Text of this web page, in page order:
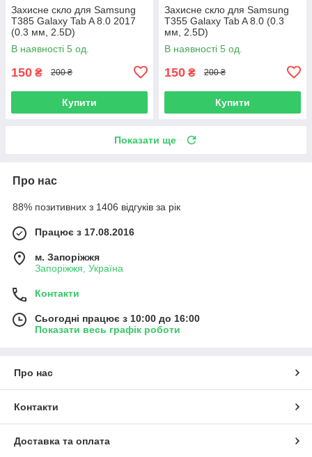
Захисне скло для Samsung
T385 Galaxy Tab A 8.0 2017
(0.3 мм, 2.5D)
В наявності 5 од.
150 ₴ 200 ₴
Купити
Захисне скло для Samsung
T355 Galaxy Tab A 8.0 (0.3
мм, 2.5D)
В наявності 5 од.
150 ₴ 200 ₴
Купити
Показати ще
Про нас
88% позитивних з 1406 відгуків за рік
Працює з 17.08.2016
м. Запоріжжя
Запоріжжя, Україна
Контакти
Сьогодні працює з 10:00 до 16:00
Показати весь графік роботи
Про нас
Контакти
Доставка та оплата